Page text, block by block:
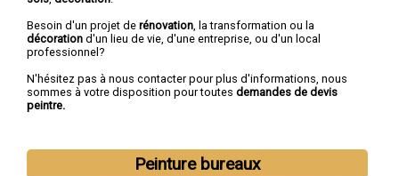
Besoin d'un projet de rénovation , la transformation ou la
décoration d'un lieu de vie, d'une entreprise, ou d'un local
professionnel?
N'hésitez pas à nous contacter pour plus d'informations, nous
sommes à votre disposition pour toutes demandes de devis
peintre.
Peinture bureaux